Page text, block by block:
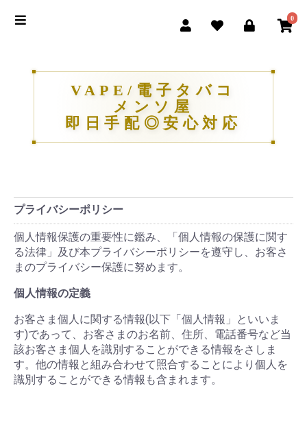
0
VAPE/電子タバコ
メンソ屋
即日手配◎安心対応
プライバシーポリシー
個人情報保護の重要性に鑑み、「個人情報の保護に関す
る法律」及び本プライバシーポリシーを遵守し、お客さ
まのプライバシー保護に努めます。
個人情報の定義
お客さま個人に関する情報(以下「個人情報」といいま
す)であって、お客さまのお名前、住所、電話番号など当
該お客さま個人を識別することができる情報をさしま
す。他の情報と組み合わせて照合することにより個人を
識別することができる情報も含まれます。